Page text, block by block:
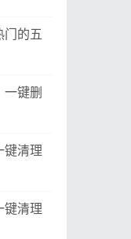
门的五
一键删
键清理
键清理